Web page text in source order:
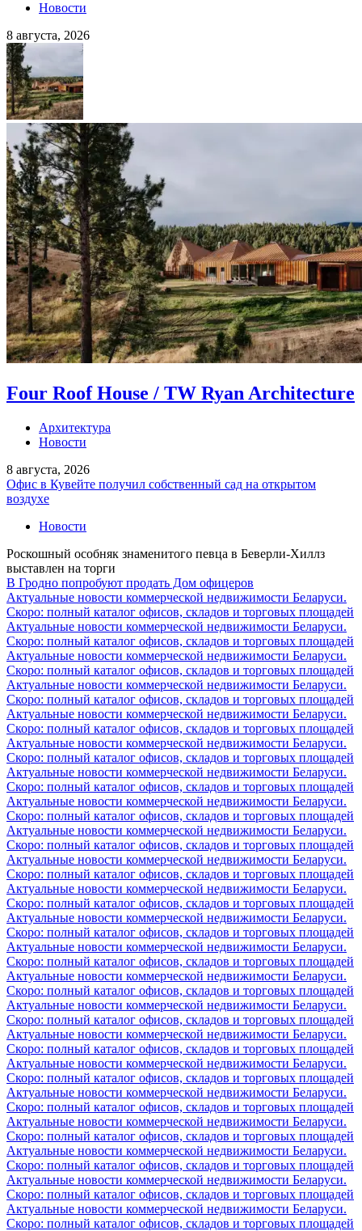
Новости
8 августа, 2026
Four Roof House / TW Ryan Architecture
Архитектура
Новости
8 августа, 2026
Офис в Кувейте получил собственный сад на открытом
воздухе
Новости
Роскошный особняк знаменитого певца в Беверли-Хиллз
выставлен на торги
В Гродно попробуют продать Дом офицеров
Актуальные новости коммерческой недвижимости Беларуси.
Скоро: полный каталог офисов, складов и торговых площадей
Актуальные новости коммерческой недвижимости Беларуси.
Скоро: полный каталог офисов, складов и торговых площадей
Актуальные новости коммерческой недвижимости Беларуси.
Скоро: полный каталог офисов, складов и торговых площадей
Актуальные новости коммерческой недвижимости Беларуси.
Скоро: полный каталог офисов, складов и торговых площадей
Актуальные новости коммерческой недвижимости Беларуси.
Скоро: полный каталог офисов, складов и торговых площадей
Актуальные новости коммерческой недвижимости Беларуси.
Скоро: полный каталог офисов, складов и торговых площадей
Актуальные новости коммерческой недвижимости Беларуси.
Скоро: полный каталог офисов, складов и торговых площадей
Актуальные новости коммерческой недвижимости Беларуси.
Скоро: полный каталог офисов, складов и торговых площадей
Актуальные новости коммерческой недвижимости Беларуси.
Скоро: полный каталог офисов, складов и торговых площадей
Актуальные новости коммерческой недвижимости Беларуси.
Скоро: полный каталог офисов, складов и торговых площадей
Актуальные новости коммерческой недвижимости Беларуси.
Скоро: полный каталог офисов, складов и торговых площадей
Актуальные новости коммерческой недвижимости Беларуси.
Скоро: полный каталог офисов, складов и торговых площадей
Актуальные новости коммерческой недвижимости Беларуси.
Скоро: полный каталог офисов, складов и торговых площадей
Актуальные новости коммерческой недвижимости Беларуси.
Скоро: полный каталог офисов, складов и торговых площадей
Актуальные новости коммерческой недвижимости Беларуси.
Скоро: полный каталог офисов, складов и торговых площадей
Актуальные новости коммерческой недвижимости Беларуси.
Скоро: полный каталог офисов, складов и торговых площадей
Актуальные новости коммерческой недвижимости Беларуси.
Скоро: полный каталог офисов, складов и торговых площадей
Актуальные новости коммерческой недвижимости Беларуси.
Скоро: полный каталог офисов, складов и торговых площадей
Актуальные новости коммерческой недвижимости Беларуси.
Скоро: полный каталог офисов, складов и торговых площадей
Актуальные новости коммерческой недвижимости Беларуси.
Скоро: полный каталог офисов, складов и торговых площадей
Актуальные новости коммерческой недвижимости Беларуси.
Скоро: полный каталог офисов, складов и торговых площадей
Актуальные новости коммерческой недвижимости Беларуси.
Скоро: полный каталог офисов, складов и торговых площадей